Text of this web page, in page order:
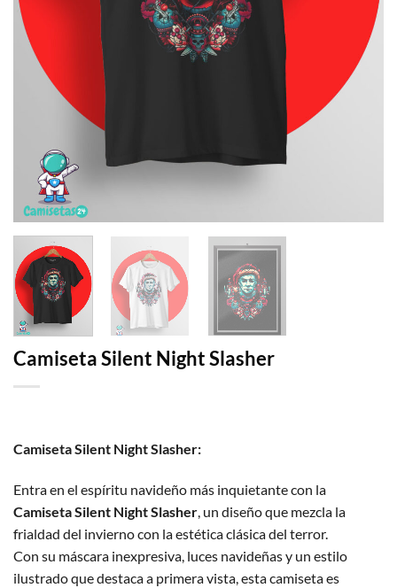
Camiseta Silent Night Slasher
Camiseta Silent Night Slasher:
Entra en el espíritu navideño más inquietante con la
Camiseta Silent Night Slasher , un diseño que mezcla la
frialdad del invierno con la estética clásica del terror.
Con su máscara inexpresiva, luces navideñas y un estilo
ilustrado que destaca a primera vista, esta camiseta es